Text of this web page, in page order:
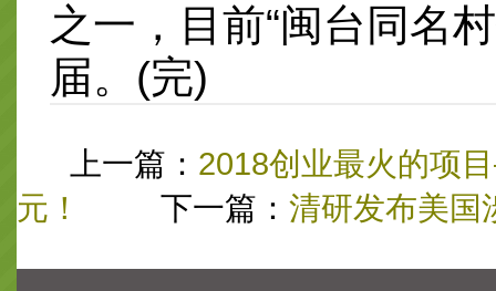
之一，目前“闽台同名
届。(完)
上一篇： 2018创业最火的项
元！
下一篇： 清研发布美国